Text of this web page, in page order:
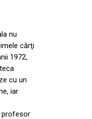
nu
cărţi
1972,
cu un
iar
profesor